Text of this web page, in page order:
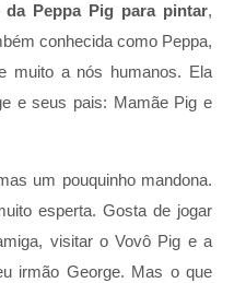
da Peppa Pig para pintar,
conhecida como Peppa,
muito a nós humanos. Ela
e seus pais: Mamãe Pig e
um pouquinho mandona.
esperta. Gosta de jogar
visitar o Vovô Pig e a
irmão George. Mas o que